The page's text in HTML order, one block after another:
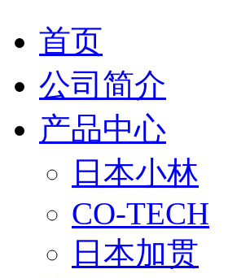
首页
公司简介
产品中心
日本小林
CO-TECH
日本加贯